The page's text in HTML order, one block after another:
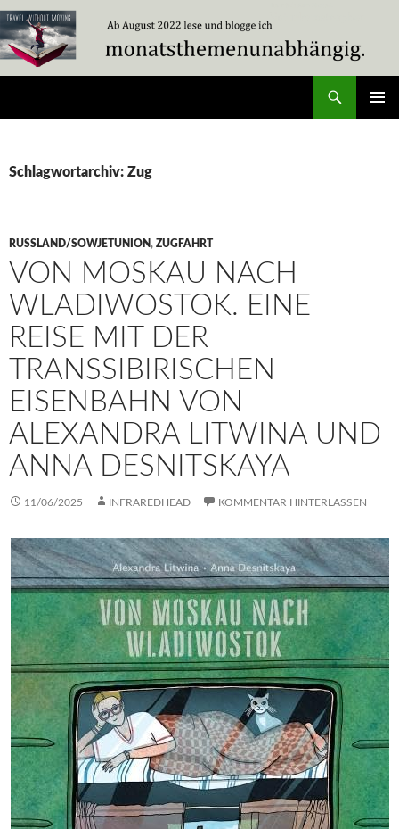
Zum
Inhalt
springen
Schlagwortarchiv: Zug
RUSSLAND/SOWJETUNION, ZUGFAHRT
VON MOSKAU NACH
WLADIWOSTOK. EINE
REISE MIT DER
TRANSSIBIRISCHEN
EISENBAHN VON
ALEXANDRA LITWINA UND
ANNA DESNITSKAYA
11/06/2025 INFRAREDHEAD KOMMENTAR HINTERLASSEN